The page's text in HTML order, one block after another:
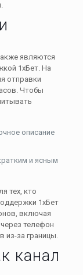
являются
1хБет. На
отправки
Чтобы
описание
и ясным
тех, кто
1хБет
включая
телефон
из-за границы.
канал